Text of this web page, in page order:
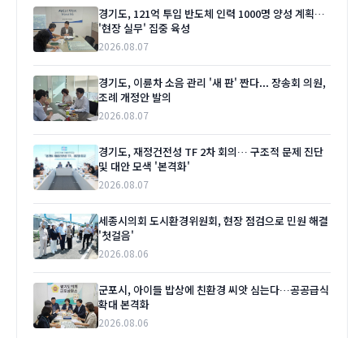
경기도, 121억 투입 반도체 인력 1000명 양성 계획…
'현장 실무' 집중 육성
2026.08.07
경기도, 이륜차 소음 관리 '새 판' 짠다... 장송회 의원,
조례 개정안 발의
2026.08.07
경기도, 재정건전성 TF 2차 회의… 구조적 문제 진단
및 대안 모색 '본격화'
2026.08.07
세종시의회 도시환경위원회, 현장 점검으로 민원 해결
'첫걸음'
2026.08.06
군포시, 아이들 밥상에 친환경 씨앗 심는다…공공급식
확대 본격화
2026.08.06